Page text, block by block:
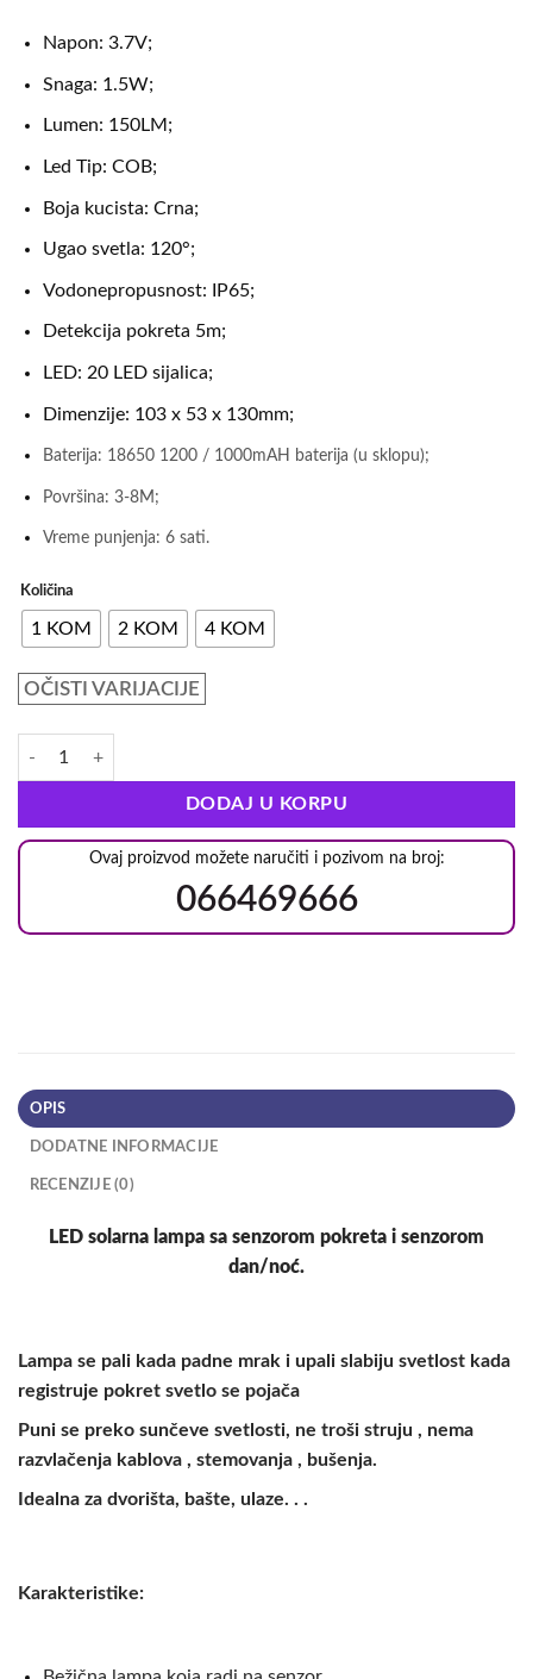
Napon: 3.7V;
Snaga: 1.5W;
Lumen: 150LM;
Led Tip: COB;
Boja kucista: Crna;
Ugao svetla: 120°;
Vodonepropusnost: IP65;
Detekcija pokreta 5m;
LED: 20 LED sijalica;
Dimenzije: 103 x 53 x 130mm;
Baterija: 18650 1200 / 1000mAH baterija (u sklopu);
Površina: 3-8M;
Vreme punjenja: 6 sati.
Količina
1 KOM 2 KOM 4 KOM
OČISTI VARIJACIJE
DODAJ U KORPU
Ovaj proizvod možete naručiti i pozivom na broj:
066469666
OPIS
DODATNE INFORMACIJE
RECENZIJE (0)
LED solarna lampa sa senzorom pokreta i senzorom
dan/noć.
Lampa se pali kada padne mrak i upali slabiju svetlost kada
registruje pokret svetlo se pojača
Puni se preko sunčeve svetlosti, ne troši struju , nema
razvlačenja kablova , stemovanja , bušenja.
Idealna za dvorišta, bašte, ulaze. . .
Karakteristike: